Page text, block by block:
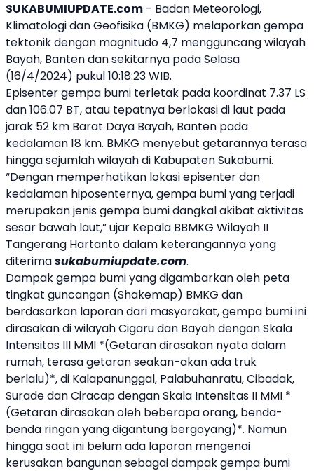
SUKABUMIUPDATE.com - Badan Meteorologi,
Klimatologi dan Geofisika (BMKG) melaporkan gempa
tektonik dengan magnitudo 4,7 mengguncang wilayah
Bayah, Banten dan sekitarnya pada Selasa
(16/4/2024) pukul 10:18:23 WIB.
Episenter gempa bumi terletak pada koordinat 7.37 LS
dan 106.07 BT, atau tepatnya berlokasi di laut pada
jarak 52 km Barat Daya Bayah, Banten pada
kedalaman 18 km. BMKG menyebut getarannya terasa
hingga sejumlah wilayah di Kabupaten Sukabumi.
“Dengan memperhatikan lokasi episenter dan
kedalaman hiposenternya, gempa bumi yang terjadi
merupakan jenis gempa bumi dangkal akibat aktivitas
sesar bawah laut,” ujar Kepala BBMKG Wilayah II
Tangerang Hartanto dalam keterangannya yang
diterimasukabumiupdate.com.
Dampak gempa bumi yang digambarkan oleh peta
tingkat guncangan (Shakemap) BMKG dan
berdasarkan laporan dari masyarakat, gempa bumi ini
dirasakan di wilayah Cigaru dan Bayah dengan Skala
Intensitas III MMI *(Getaran dirasakan nyata dalam
rumah, terasa getaran seakan-akan ada truk
berlalu)*, di Kalapanunggal, Palabuhanratu, Cibadak,
Surade dan Ciracap dengan Skala Intensitas II MMI *
(Getaran dirasakan oleh beberapa orang, benda-
benda ringan yang digantung bergoyang)*. Namun
hingga saat ini belum ada laporan mengenai
kerusakan bangunan sebagai dampak gempa bumi